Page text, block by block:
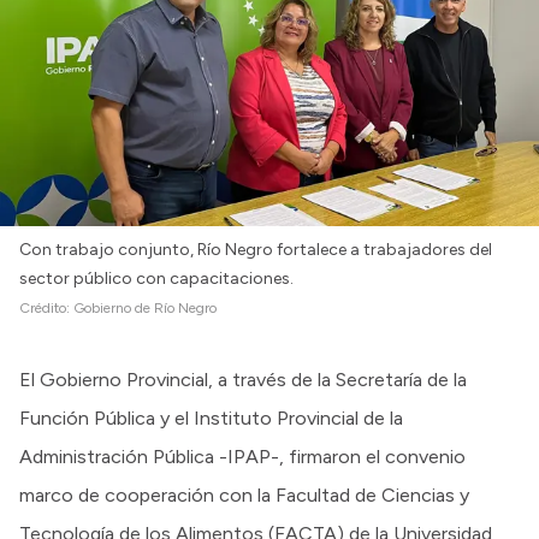
Con trabajo conjunto, Río Negro fortalece a trabajadores del
sector público con capacitaciones.
Crédito: Gobierno de Río Negro
El Gobierno Provincial, a través de la Secretaría de la
Función Pública y el Instituto Provincial de la
Administración Pública -IPAP-, firmaron el convenio
marco de cooperación con la Facultad de Ciencias y
Tecnología de los Alimentos (FACTA) de la Universidad